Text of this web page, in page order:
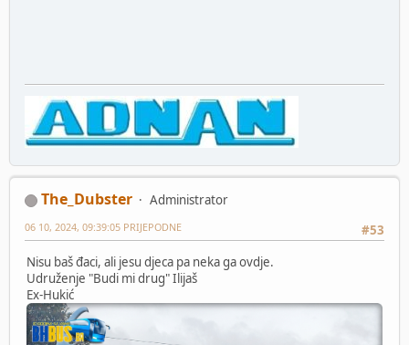
The_Dubster
Administrator
#53
06 10, 2024, 09:39:05 PRIJEPODNE
Nisu baš đaci, ali jesu djeca pa neka ga ovdje.
Udruženje "Budi mi drug" Ilijaš
Ex-Hukić